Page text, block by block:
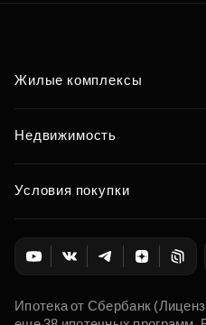
Жилые комплексы
Недвижимость
Условия покупки
Ипотека от Сбербанк